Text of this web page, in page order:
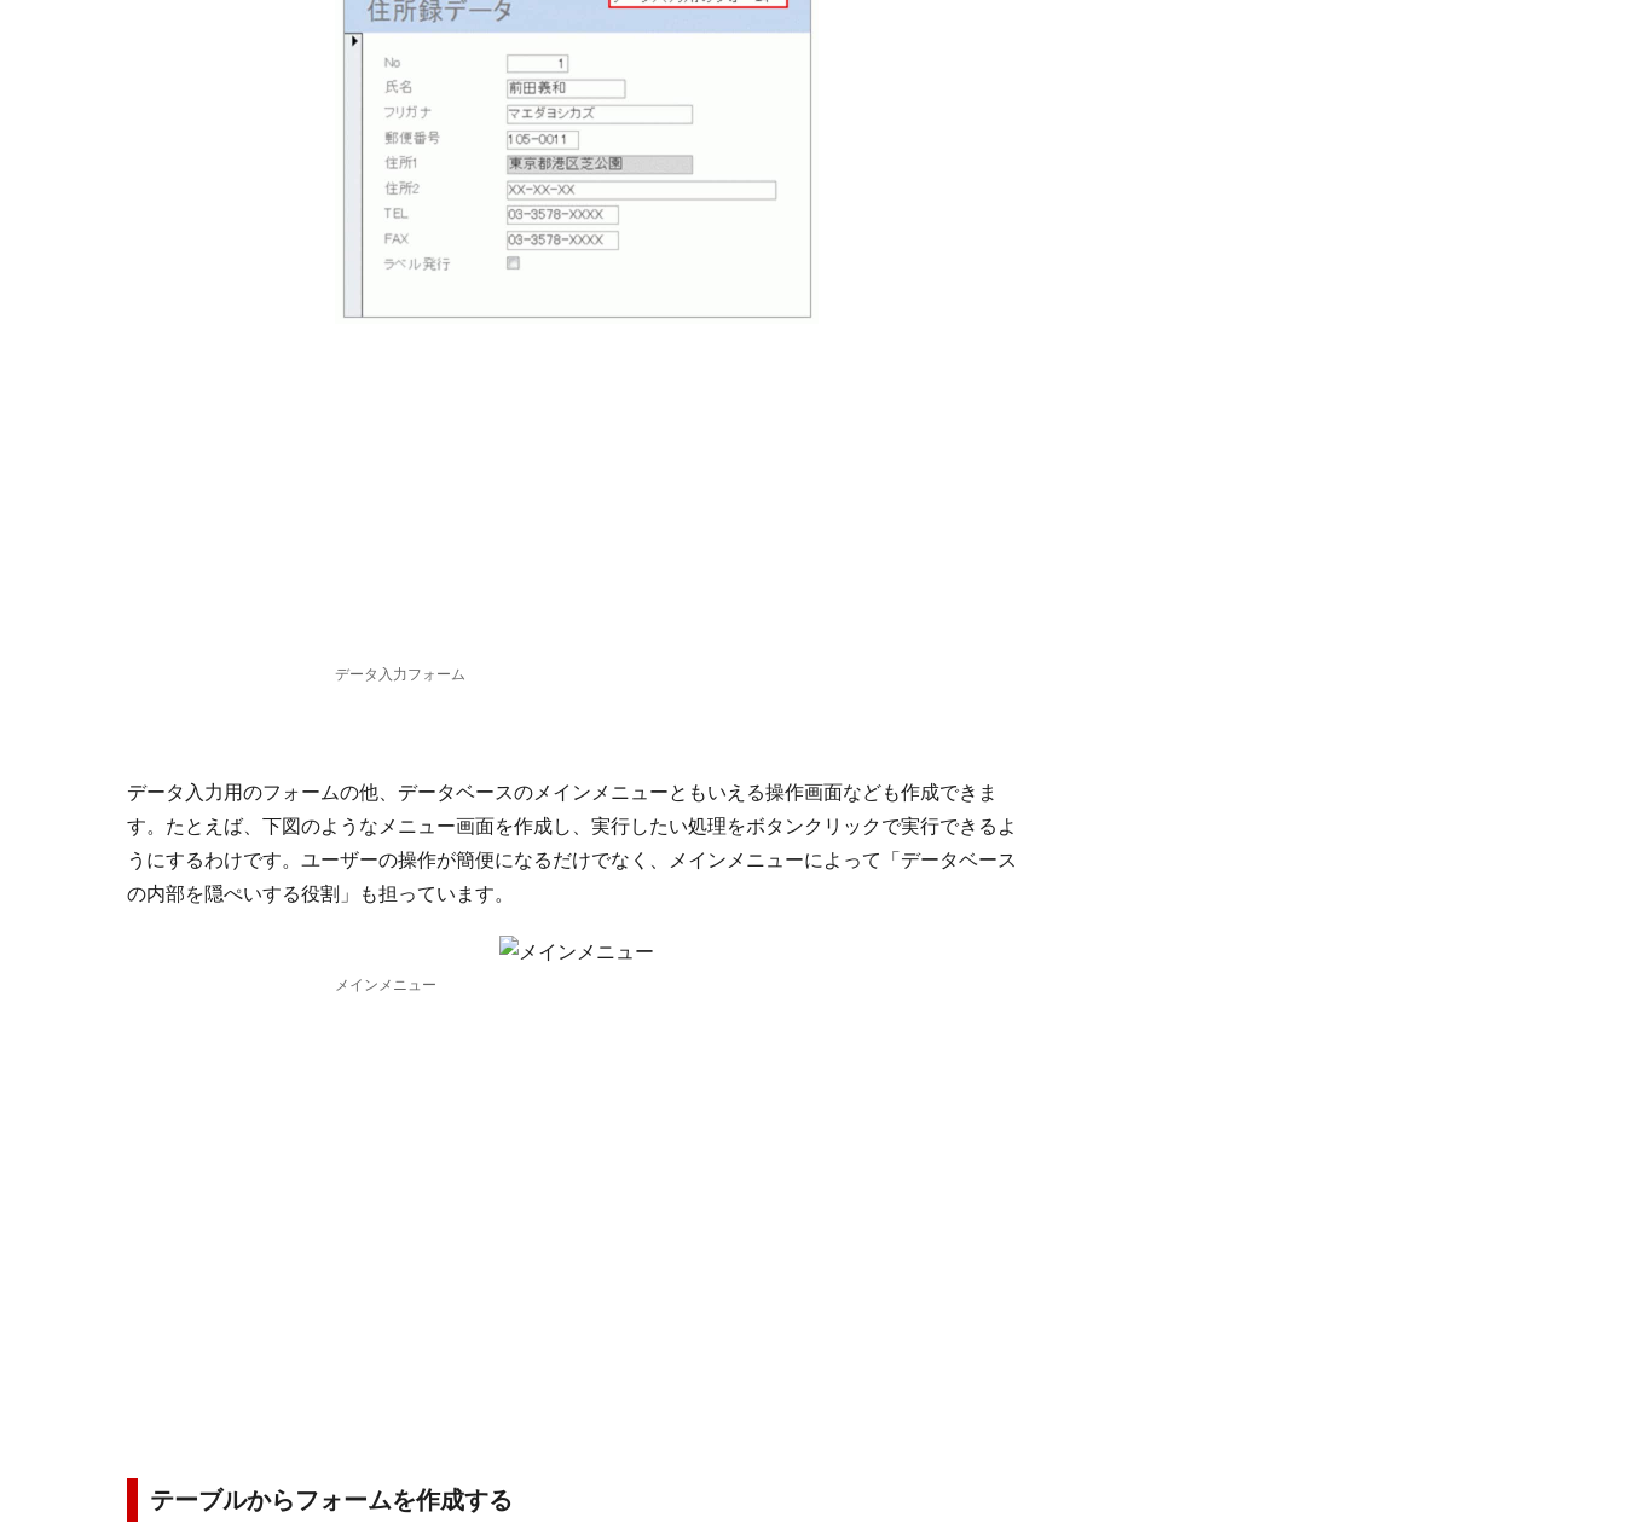
データ入力フォーム
データ入力用のフォームの他、データベースのメインメニューともいえる操作画面なども作成できま
す。たとえば、下図のようなメニュー画面を作成し、実行したい処理をボタンクリックで実行できるよ
うにするわけです。ユーザーの操作が簡便になるだけでなく、メインメニューによって「データベース
の内部を隠ぺいする役割」も担っています。
メインメニュー
テーブルからフォームを作成する